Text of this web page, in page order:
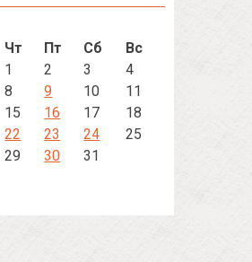
Чт Пт Сб
Вс
1
2 3
4
8 9 10
11
15 16 17
18
22 23 24
25
29 30 31